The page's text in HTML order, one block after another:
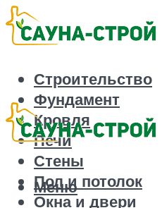
Строительство
Фундамент
Кровля
Печи
Стены
Пол и потолок
Окна и двери
Меню